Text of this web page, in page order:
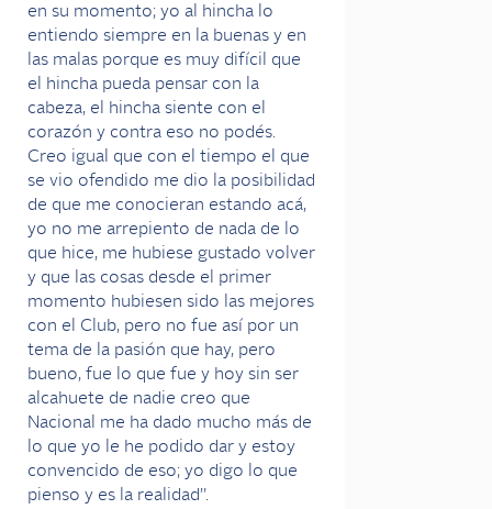
en su momento; yo al hincha lo
entiendo siempre en la buenas y en
las malas porque es muy difícil que
el hincha pueda pensar con la
cabeza, el hincha siente con el
corazón y contra eso no podés.
Creo igual que con el tiempo el que
se vio ofendido me dio la posibilidad
de que me conocieran estando acá,
yo no me arrepiento de nada de lo
que hice, me hubiese gustado volver
y que las cosas desde el primer
momento hubiesen sido las mejores
con el Club, pero no fue así por un
tema de la pasión que hay, pero
bueno, fue lo que fue y hoy sin ser
alcahuete de nadie creo que
Nacional me ha dado mucho más de
lo que yo le he podido dar y estoy
convencido de eso; yo digo lo que
pienso y es la realidad”.